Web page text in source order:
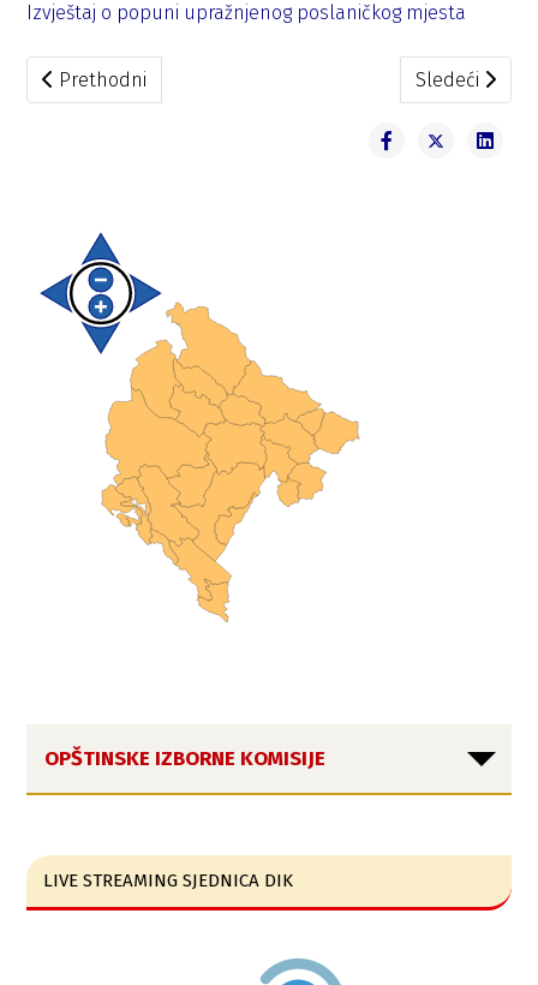
Izvještaj o popuni upražnjenog poslaničkog mjesta
Prethodni članak: Potvrđen mandat Slađani Kaluđerović
Prethodni Sledeći
Sledeći
OPŠTINSKE IZBORNE KOMISIJE
LIVE STREAMING SJEDNICA DIK